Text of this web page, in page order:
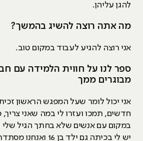
להגן עליהן.
מה אתה רוצה להשיג בהמשך?
אני רוצה להגיע לעבוד במקום טוב.
ספר לנו על חווית הלמידה עם
מבוגרים ממך
אני יכול לומר שעל המפגש הראשון
חדשים, תמכו ועזרו לי במה שאני
במקום עם אנשים שלא בחתך הגיל
יש לי בכיתה גם ילד בן 16 ואנחנו מסתדרים מצוין.